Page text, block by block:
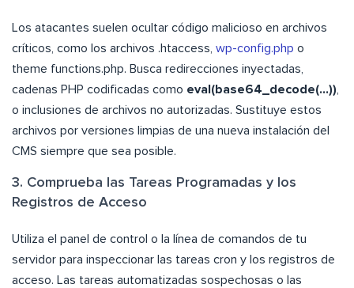
Los atacantes suelen ocultar código malicioso en archivos
críticos, como los archivos .htaccess, wp-config.php o
theme functions.php. Busca redirecciones inyectadas,
cadenas PHP codificadas como eval(base64_decode(…)),
o inclusiones de archivos no autorizadas. Sustituye estos
archivos por versiones limpias de una nueva instalación del
CMS siempre que sea posible.
3. Comprueba las Tareas Programadas y los
Registros de Acceso
Utiliza el panel de control o la línea de comandos de tu
servidor para inspeccionar las tareas cron y los registros de
acceso. Las tareas automatizadas sospechosas o las